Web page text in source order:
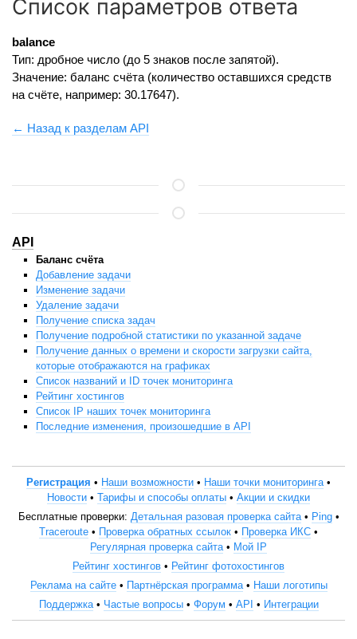
Список параметров ответа
balance
Тип: дробное число (до 5 знаков после запятой).
Значение: баланс счёта (количество оставшихся средств
на счёте, например: 30.17647).
← Назад к разделам API
API
Баланс счёта
Добавление задачи
Изменение задачи
Удаление задачи
Получение списка задач
Получение подробной статистики по указанной задаче
Получение данных о времени и скорости загрузки сайта,
которые отображаются на графиках
Список названий и ID точек мониторинга
Рейтинг хостингов
Список IP наших точек мониторинга
Последние изменения, произошедшие в API
Регистрация • Наши возможности • Наши точки мониторинга •
Новости • Тарифы и способы оплаты • Акции и скидки
Бесплатные проверки: Детальная разовая проверка сайта• Ping•
Traceroute • Проверка обратных ссылок • Проверка ИКС •
Регулярная проверка сайта • Мой IP
Рейтинг хостингов • Рейтинг фотохостингов
Реклама на сайте• Партнёрская программа• Наши логотипы
Поддержка• Частые вопросы• Форум • API • Интеграции